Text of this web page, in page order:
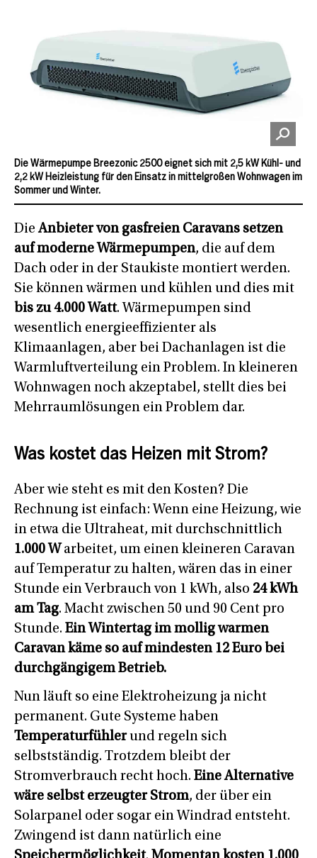
Die Wärmepumpe Breezonic 2500 eignet sich mit 2,5 kW Kühl- und
2,2 kW Heizleistung für den Einsatz in mittelgroßen Wohnwagen im
Sommer und Winter.
DieAnbieter von gasfreien Caravans setzen
auf moderne Wärmepumpen, die auf dem
Dach oder in der Staukiste montiert werden.
Sie können wärmen und kühlen und dies mit
bis zu 4.000 Watt. Wärmepumpen sind
wesentlich energieeffizienter als
Klimaanlagen, aber bei Dachanlagen ist die
Warmluftverteilung ein Problem. In kleineren
Wohnwagen noch akzeptabel, stellt dies bei
Mehrraumlösungen ein Problem dar.
Was kostet das Heizen mit Strom?
Aber wie steht es mit den Kosten? Die
Rechnung ist einfach: Wenn eine Heizung, wie
in etwa die Ultraheat, mit durchschnittlich
1.000 W arbeitet, um einen kleineren Caravan
auf Temperatur zu halten, wären das in einer
Stunde ein Verbrauch von 1 kWh, also 24 kWh
am Tag. Macht zwischen 50 und 90 Cent pro
Stunde. Ein Wintertag im mollig warmen
Caravan käme so auf mindesten 12 Euro bei
durchgängigem Betrieb.
Nun läuft so eine Elektroheizung ja nicht
permanent. Gute Systeme haben
Temperaturfühlerund regeln sich
selbstständig. Trotzdem bleibt der
Stromverbrauch recht hoch. Eine Alternative
wäre selbst erzeugter Strom, der über ein
Solarpanel oder sogar ein Windrad entsteht.
Zwingend ist dann natürlich eine